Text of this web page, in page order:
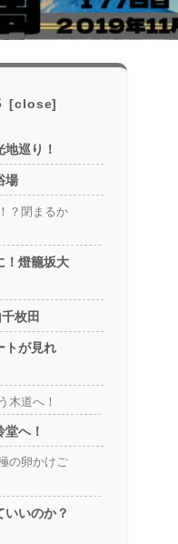
巡り！
場
？閉まるか
！燈籠坂大
枚田
トが見れ
木道へ！
へ！
の卵かけご
いいのか？